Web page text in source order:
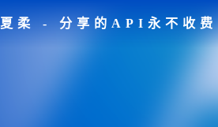
夏柔 - 分享的API永不收费